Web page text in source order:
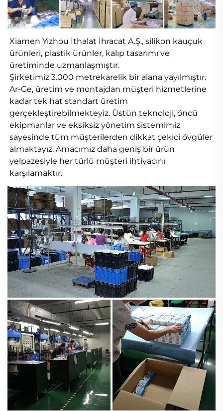
Xiamen Yizhou İthalat İhracat A.Ş., silikon kauçuk
ürünleri, plastik ürünler, kalıp tasarımı ve
üretiminde uzmanlaşmıştır.
Şirketimiz 3.000 metrekarelik bir alana yayılmıştır.
Ar-Ge, üretim ve montajdan müşteri hizmetlerine
kadar tek hat standart üretim
gerçekleştirebilmekteyiz. Üstün teknoloji, öncü
ekipmanlar ve eksiksiz yönetim sistemimiz
sayesinde tüm müşterilerden dikkat çekici övgüler
almaktayız. Amacımız daha geniş bir ürün
yelpazesiyle her türlü müşteri ihtiyacını
karşılamaktır.